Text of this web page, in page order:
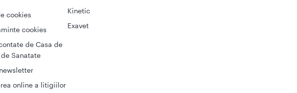
cookies
cookies
de Casa de
Sanatate
online a litigiilor
Kinetic
Exavet